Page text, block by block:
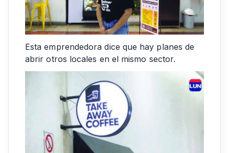
Esta emprendedora dice que hay planes de
abrir otros locales en el mismo sector.